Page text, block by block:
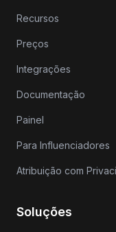
Recursos
Preços
Integrações
Documentação
Painel
Para Influenciadores
Atribuição com
Soluções